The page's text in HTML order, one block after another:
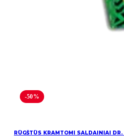
-50%
RŪGŠTŪS KRAMTOMI SALDAINIAI